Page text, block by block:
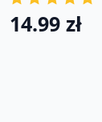
14.99zł